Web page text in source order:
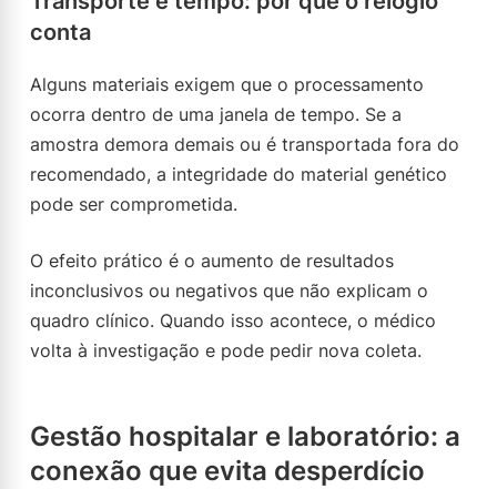
conta
Alguns materiais exigem que o processamento
ocorra dentro de uma janela de tempo. Se a
amostra demora demais ou é transportada fora do
recomendado, a integridade do material genético
pode ser comprometida.
O efeito prático é o aumento de resultados
inconclusivos ou negativos que não explicam o
quadro clínico. Quando isso acontece, o médico
volta à investigação e pode pedir nova coleta.
Gestão hospitalar e laboratório: a
conexão que evita desperdício